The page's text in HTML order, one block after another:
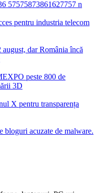
pentru industria telecom
dar România încă
peste 800 de
3D
X pentru transparența
bloguri acuzate de malware.